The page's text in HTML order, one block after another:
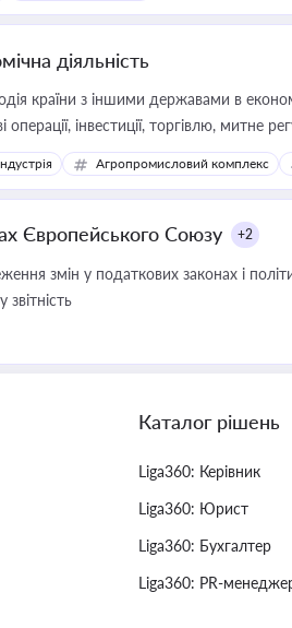
діяльність
країни з іншими державами в
операції, інвестиції, торгівлю, митне
Агропромисловий комплекс
Європейського Союзу +2
змін у податкових законах і
Каталог рішень
Liga360: Керівник
Liga360: Юрист
Liga360: Бухгалтер
Liga360: PR-